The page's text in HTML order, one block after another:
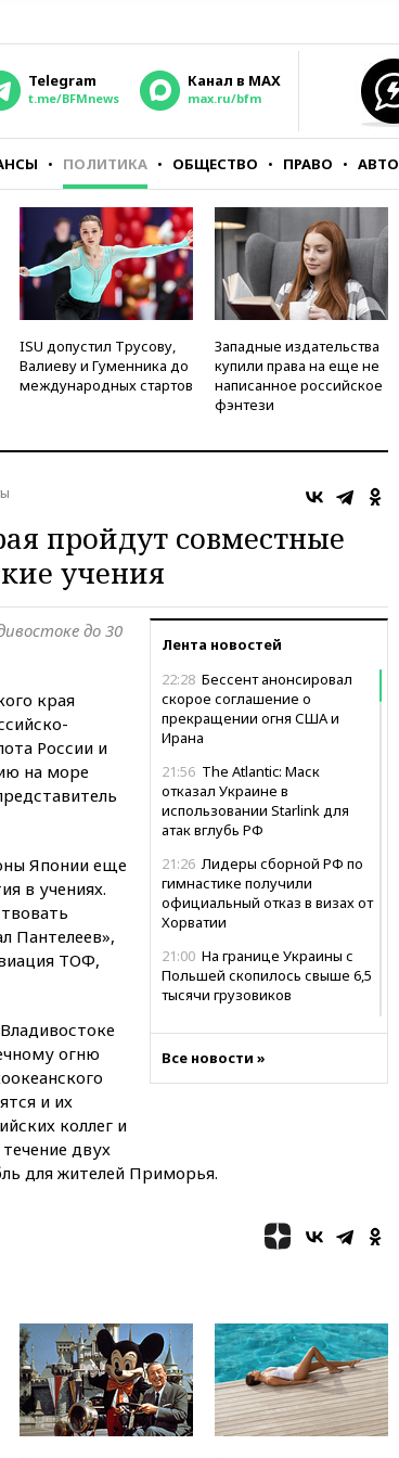
Telegram
t.me/BFMnews
Канал в MAX
max.ru/bfm
ПОЛИТИКА ОБЩЕСТВО ПРАВО АВТО
ISU допустил Трусову,
Валиеву и Гуменника до
международных стартов
Западные издательства
купили права на еще не
написанное российское
фэнтези
пройдут совместные
учения
Лента новостей
22:28 Бессент анонсировал
скорое соглашение о
прекращении огня США и
Ирана
21:56 The Atlantic: Маск
отказал Украине в
использовании Starlink для
атак вглубь РФ
21:26 Лидеры сборной РФ по
гимнастике получили
официальный отказ в визах от
Хорватии
21:00 На границе Украины с
Польшей скопилось свыше 6,5
тысячи грузовиков
пройдет в 2026 году
20:35Велосипедист погиб при
Лидию Невзорову
20:20
Суд США постановил
остановить строительство
бального зала в Белом доме
20:15
Сенат США одобрил
ужесточение санкций против
Все новости »
до 30
края
России и
на море
Японии еще
в учениях.
Пантелеев»,
ТОФ,
огню
и их
коллег и
двух
для жителей Приморья.